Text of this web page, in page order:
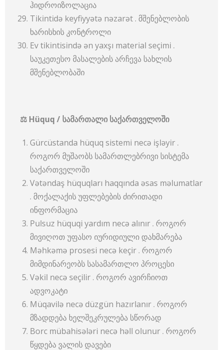
ჰიდროიზოლაცია
Tikintidə keyfiyyətə nəzarət . მშენებლობის
ხარისხის კონტროლი
Ev tikintisində ən yaxşı material seçimi .
საუკეთესო მასალების არჩევა სახლის
მშენებლობაში
⚖ Hüquq / სამართალი საქართველოში
Gürcüstanda hüquq sistemi necə işləyir .
როგორ მუშაობს სამართლებრივი სისტემა
საქართველოში
Vətəndaş hüquqları haqqında əsas məlumatlar
. მოქალაქის უფლებების ძირითადი
ინფორმაცია
Pulsuz hüquqi yardım necə alınır . როგორ
მივიღოთ უფასო იურიდიული დახმარება
Məhkəmə prosesi necə keçir . როგორ
მიმდინარეობს სასამართლო პროცესი
Vəkil necə seçilir . როგორ ავირჩიოთ
ადვოკატი
Müqavilə necə düzgün hazırlanır . როგორ
მზადდება ხელშეკრულება სწორად
Borc mübahisələri necə həll olunur . როგორ
წყდება ვალის დავები